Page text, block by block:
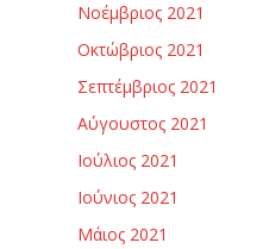
Νοέμβριος 2021
Οκτώβριος 2021
Σεπτέμβριος 2021
Αύγουστος 2021
Ιούλιος 2021
Ιούνιος 2021
Μάιος 2021